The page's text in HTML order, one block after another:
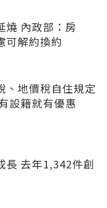
燒 內政部：房
可解約換約
、地價稅自住規定
設籍就有優惠
長 去年1,342件創